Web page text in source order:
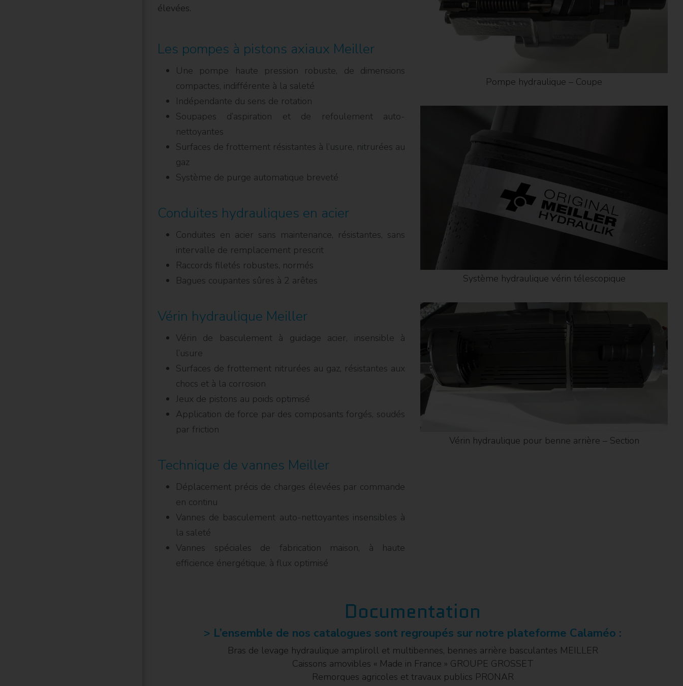
élevées.
Les pompes à pistons axiaux Meiller
Une pompe haute pression robuste, de dimensions
compactes, indifférente à la saleté
Indépendante du sens de rotation
Soupapes d’aspiration et de refoulement auto-
nettoyantes
Surfaces de frottement résistantes à l’usure, nitrurées au
gaz
Système de purge automatique breveté
Conduites hydrauliques en acier
Conduites en acier sans maintenance, résistantes, sans
intervalle de remplacement prescrit
Raccords filetés robustes, normés
Bagues coupantes sûres à 2 arêtes
Vérin hydraulique Meiller
Vérin de basculement à guidage acier, insensible à
l’usure
Surfaces de frottement nitrurées au gaz, résistantes aux
chocs et à la corrosion
Jeux de pistons au poids optimisé
Application de force par des composants forgés, soudés
par friction
Technique de vannes Meiller
Déplacement précis de charges élevées par commande
en continu
Vannes de basculement auto-nettoyantes insensibles à
la saleté
Vannes spéciales de fabrication maison, à haute
efficience énergétique, à flux optimisé
Pompe hydraulique – Coupe
Système hydraulique vérin télescopique
Vérin hydraulique pour benne arrière – Section
Documentation
> L’ensemble de nos catalogues sont regroupés sur notre plateforme Calaméo :
Bras de levage hydraulique ampliroll et multibennes, bennes arrière basculantes MEILLER
Caissons amovibles « Made in France » GROUPE GROSSET
Remorques agricoles et travaux publics PRONAR